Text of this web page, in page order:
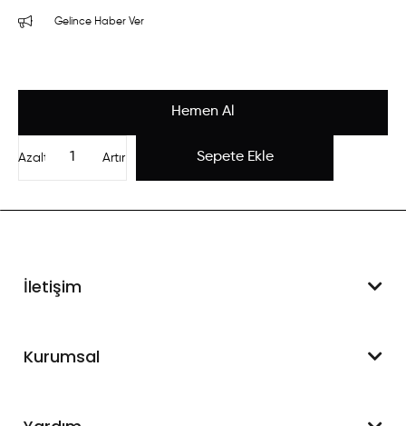
Gelince Haber Ver
Artır
Azalt
İletişim
WhatsApp Destek
Kurumsal
Hakkımızda